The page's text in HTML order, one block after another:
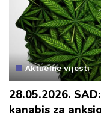
Aktuelne vijesti
28.05.2026.
kanabis za